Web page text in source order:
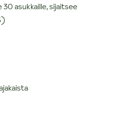
asukkaille, sijaitsee